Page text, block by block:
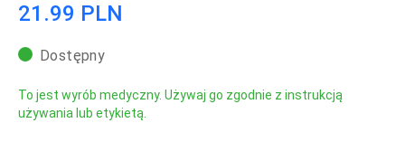
21.99 PLN
Dostępny
To jest wyrób medyczny. Używaj go zgodnie z instrukcją
używania lub etykietą.